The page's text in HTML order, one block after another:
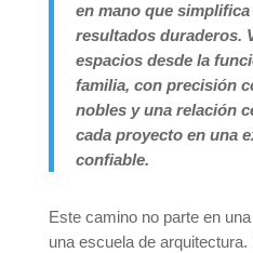
en mano que
resultados duraderos.
espacios desde la
familia, con precisión
nobles y una relación
cada proyecto en una
confiable.
Este camino no parte en
una escuela de